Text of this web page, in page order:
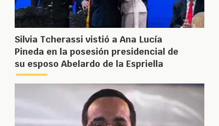
Silvia Tcherassi vistió a Ana Lucía
Pineda en la posesión presidencial de
su esposo Abelardo de la Espriella